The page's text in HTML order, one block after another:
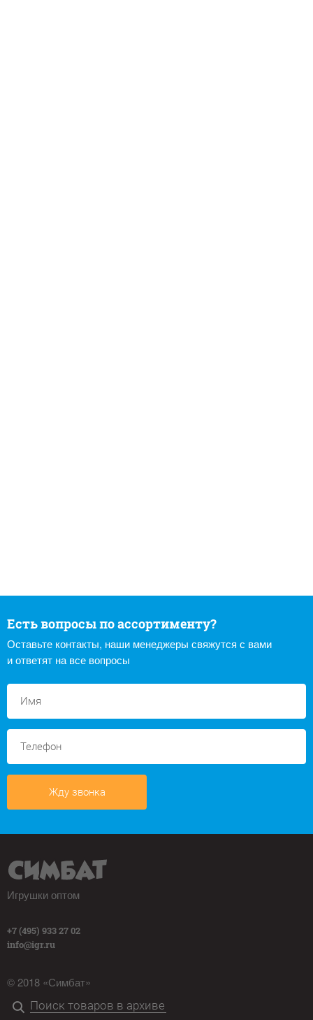
Есть вопросы по ассортименту?
Оставьте контакты, наши менеджеры свяжутся с вами
и ответят на все вопросы
Жду звонка
Игрушки оптом
+7 (495) 933 27 02
info@igr.ru
© 2018 «Симбат»